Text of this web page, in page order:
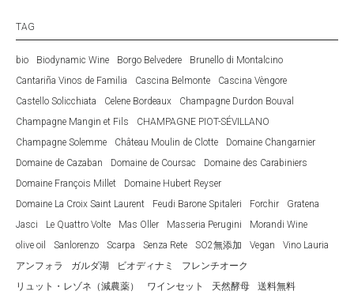
TAG
bio Biodynamic Wine Borgo Belvedere
Brunello di Montalcino
Cantariña Vinos de Familia
Cascina Belmonte
Cascina Vèngore
Castello Solicchiata
Celene Bordeaux
Champagne Durdon Bouval
Champagne Mangin et Fils
CHAMPAGNE PIOT-SÉVILLANO
Champagne Solemme
Château Moulin de Clotte
Domaine Changarnier
Domaine de Cazaban
Domaine de Coursac
Domaine des Carabiniers
Domaine François Millet
Domaine Hubert Reyser
Domaine La Croix Saint Laurent
Feudi Barone Spitaleri Forchir
Gratena
Jasci
Le Quattro Volte Mas Oller Masseria Perugini
Morandi Wine
olive oil
Sanlorenzo Scarpa Senza Rete SO2無添加 Vegan
Vino Lauria
アンフォラ
ガルダ湖 ビオディナミ
フレンチオーク
リュット・レゾネ（減農薬）
ワインセット 天然酵母 送料無料